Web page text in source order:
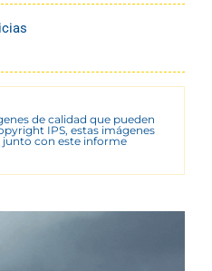
de calidad que pueden
IPS, estas imágenes
junto con este informe